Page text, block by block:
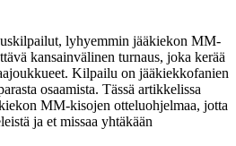
lyhyemmin jääkiekon MM-
kansainvälinen turnaus, joka kerää
Kilpailu on jääkiekkofanien
osaamista. Tässä artikkelissa
MM-kisojen otteluohjelmaa, jotta
ja et missaa yhtäkään